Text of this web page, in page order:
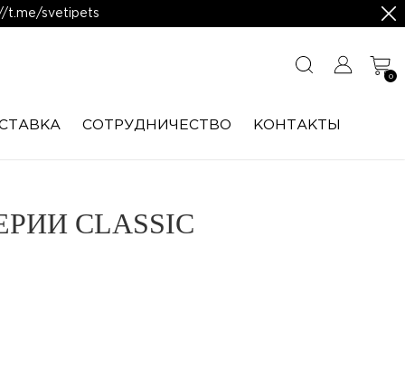
t.me/svetipets
0
CОТРУДНИЧЕСТВО КОНТАКТЫ
CLASSIC